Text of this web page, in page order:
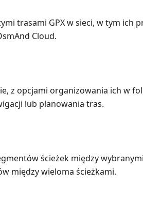
trasami GPX w sieci, w tym ich
Cloud.
z opcjami organizowania ich w
lub planowania tras.
ścieżek między
między wieloma ścieżkami.